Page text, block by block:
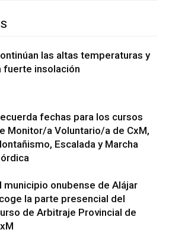
las altas temperaturas y
fuerte insolación
fechas para los cursos
Monitor/a Voluntario/a de CxM,
Escalada y Marcha
municipio onubense de Alájar
la parte presencial del
de Arbitraje Provincial de